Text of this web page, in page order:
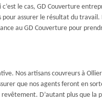
le cas, GD Couverture
assurer le résultat du
au GD Couverture pour
Nos artisans couvreurs à
que nos agents feront en
D’autant plus que la